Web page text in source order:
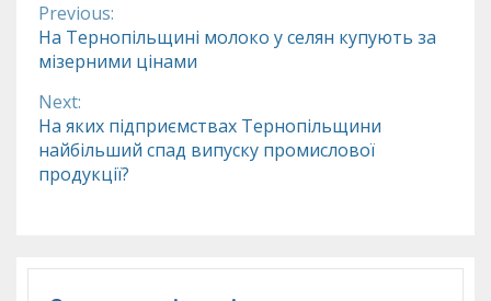
Continue
Reading
Previous:
На Тернопільщині молоко у селян купують за
мізерними цінами
Next:
На яких підприємствах Тернопільщини
найбільший спад випуску промислової
продукції?